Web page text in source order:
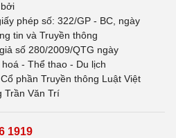
phép số: 322/GP - BC, ngày
tin và Truyền thông
số 280/2009/QTG ngày
- Thể thao - Du lịch
phần Truyền thông Luật Việt
Trần Văn Trí
1919